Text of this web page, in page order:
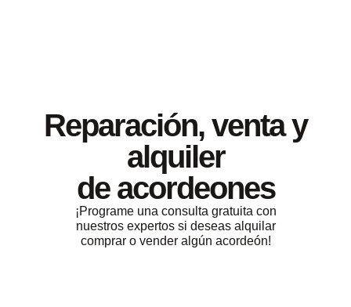
Reparación, venta y
alquiler
de acordeones
¡Programe una consulta gratuita con
nuestros expertos si deseas alquilar
comprar o vender algún acordeón!